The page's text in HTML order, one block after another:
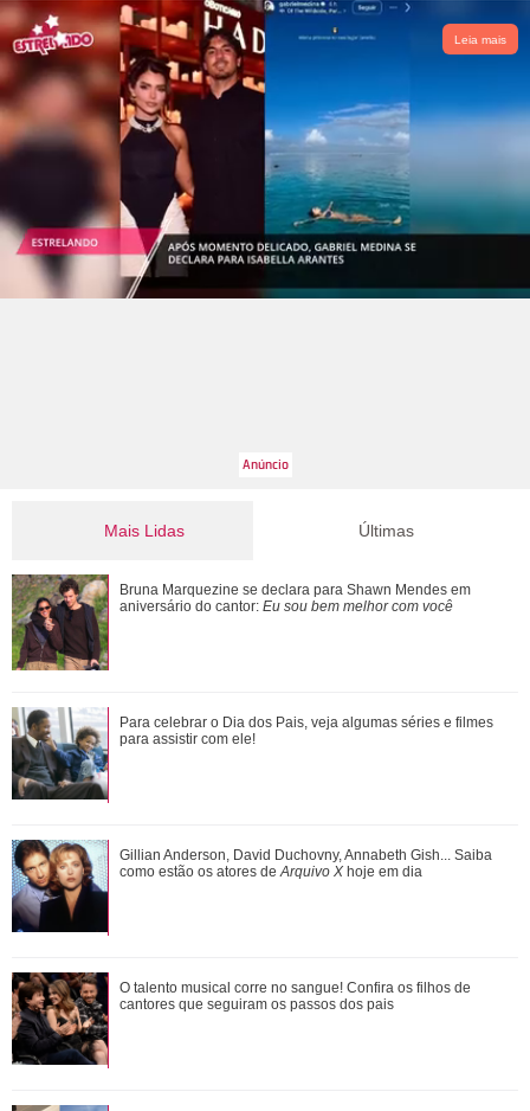
Leia mais
Mais Lidas
Morre pai de Lionel Messi aos 68 anos de idade
Ana Castela responde recado de Zé Felipe em show: Um
goiano me mandou um abraço ontem
Zé Felipe e Virgínia Fonseca aparecem juntos após
cirurgias das filhas e cantor brinca: Ta...
Anitta exibe look escolhido para nova turnê e detalhe no pé
chama a atenção
Últimas
Bruna Marquezine se declara para Shawn Mendes em
aniversário do cantor: Eu sou bem melhor com você
Para celebrar o Dia dos Pais, veja algumas séries e filmes
para assistir com ele!
Gillian Anderson, David Duchovny, Annabeth Gish... Saiba
como estão os atores deArquivo X hoje em dia
O talento musical corre no sangue! Confira os filhos de
cantores que seguiram os passos dos pais